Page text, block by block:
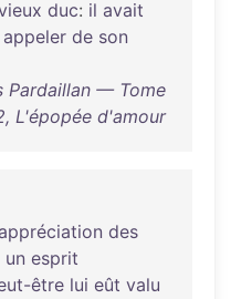
duc: il avait
appeler de son
Pardaillan — Tome
L'épopée d'amour
des
un esprit
être lui eût valu